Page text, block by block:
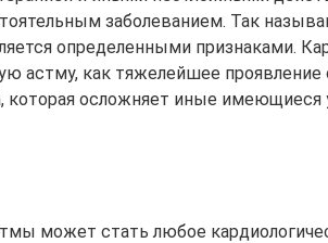
заболеванием. Так
определенными признаками.
астму, как тяжелейшее проявление
которая осложняет иные имеющиеся
может стать любое